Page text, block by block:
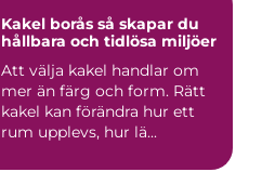
Kakel borås så skapar du
hållbara och tidlösa miljöer
Att välja kakel handlar om
mer än färg och form. Rätt
kakel kan förändra hur ett
rum upplevs, hur lä...